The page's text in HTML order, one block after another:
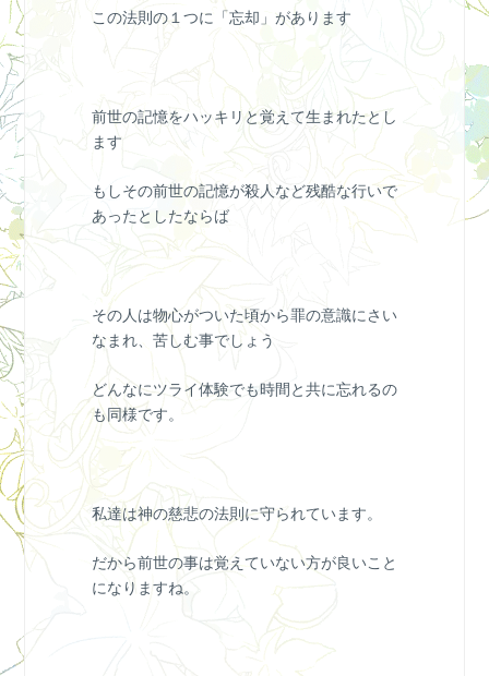
この法則の１つに「忘却」があります
前世の記憶をハッキリと覚えて生まれたとし
ます
もしその前世の記憶が殺人など残酷な行いで
あったとしたならば
その人は物心がついた頃から罪の意識にさい
なまれ、苦しむ事でしょう
どんなにツライ体験でも時間と共に忘れるの
も同様です。
私達は神の慈悲の法則に守られています。
だから前世の事は覚えていない方が良いこと
になりますね。